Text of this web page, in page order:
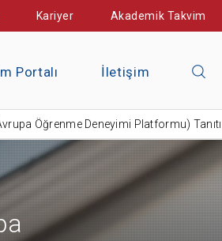
Kariyer Akademik Takvim
Portalı İletişim
Öğrenme Deneyimi Platformu)